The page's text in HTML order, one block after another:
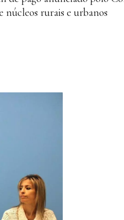
núcleos rurais e urbanos